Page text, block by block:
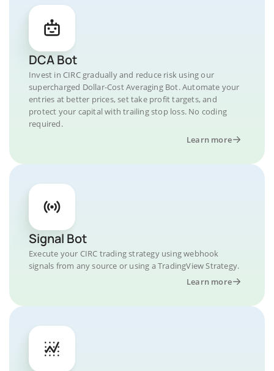
DCA Bot
Invest in CIRC gradually and reduce risk using our
supercharged Dollar-Cost Averaging Bot. Automate your
entries at better prices, set take profit targets, and
protect your capital with trailing stop loss. No coding
required.
Learn more
Signal Bot
Execute your CIRC trading strategy using webhook
signals from any source or using a TradingView Strategy.
Learn more